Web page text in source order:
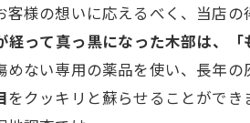
客様の想いに応えるべく、当店
経って真っ黒になった木部は、
めない専用の薬品を使い、長年
をクッキリと蘇らせることができ